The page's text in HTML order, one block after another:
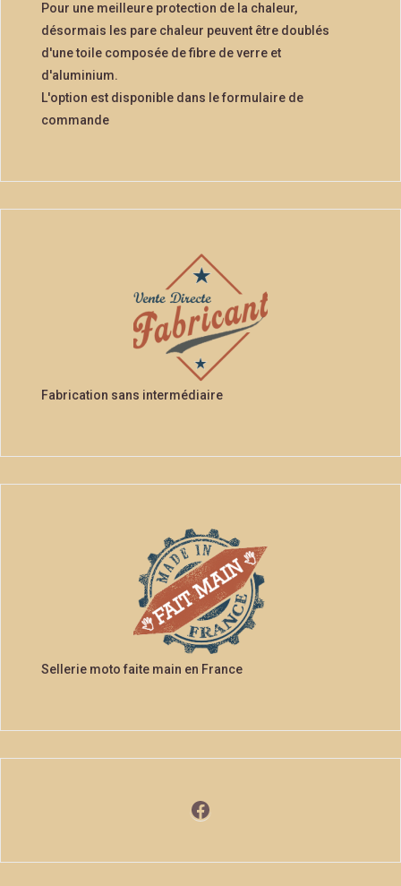
Pour une meilleure protection de la chaleur,
désormais les pare chaleur peuvent être doublés
d'une toile composée de fibre de verre et
d'aluminium.
L'option est disponible dans le formulaire de
commande
Fabrication sans intermédiaire
Sellerie moto faite main en France
Facebook